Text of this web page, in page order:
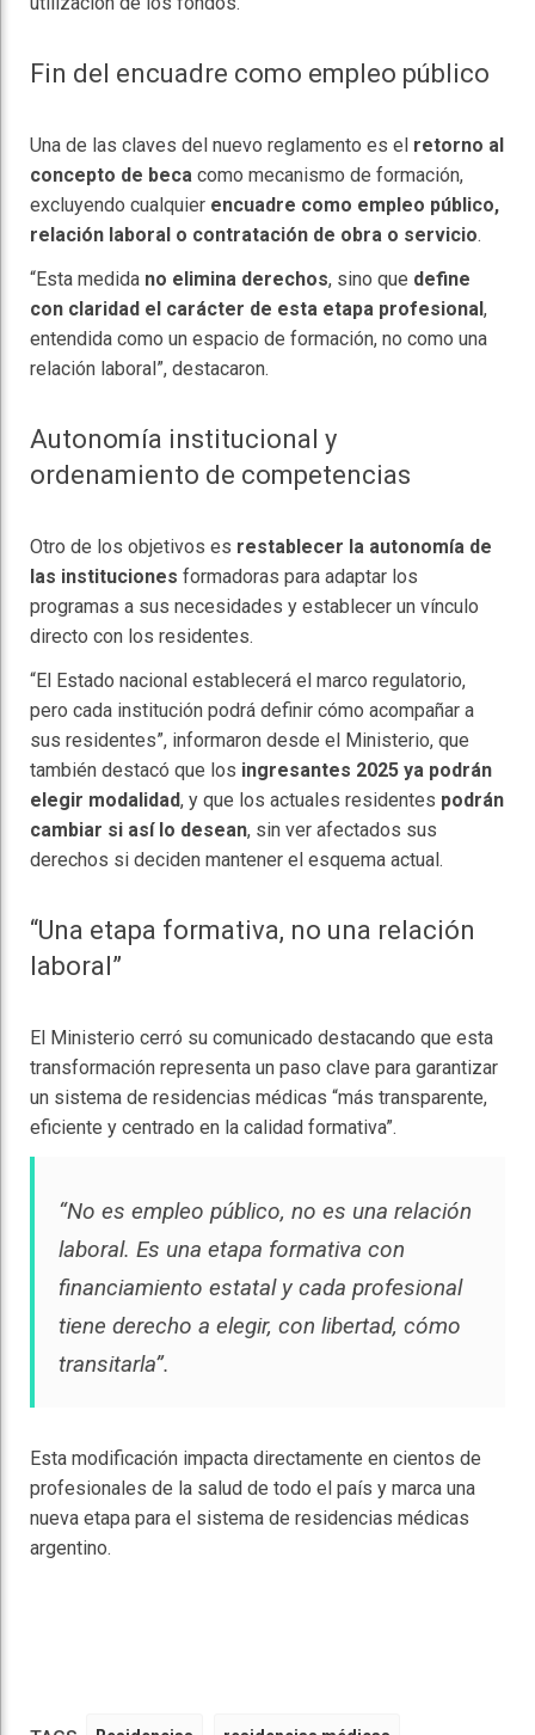
Fin del encuadre como empleo público
Una de las claves del nuevo reglamento es el retorno al
concepto de beca como mecanismo de formación,
excluyendo cualquier encuadre como empleo público,
relación laboral o contratación de obra o servicio.
“Esta medida no elimina derechos, sino que define
con claridad el carácter de esta etapa profesional,
entendida como un espacio de formación, no como una
relación laboral”, destacaron.
Autonomía institucional y
ordenamiento de competencias
Otro de los objetivos es restablecer la autonomía de
las instituciones formadoras para adaptar los
programas a sus necesidades y establecer un vínculo
directo con los residentes.
“El Estado nacional establecerá el marco regulatorio,
pero cada institución podrá definir cómo acompañar a
sus residentes”, informaron desde el Ministerio, que
también destacó que los ingresantes 2025 ya podrán
elegir modalidad, y que los actuales residentes podrán
cambiar si así lo desean, sin ver afectados sus
derechos si deciden mantener el esquema actual.
“Una etapa formativa, no una relación
laboral”
El Ministerio cerró su comunicado destacando que esta
transformación representa un paso clave para garantizar
un sistema de residencias médicas “más transparente,
eficiente y centrado en la calidad formativa”.
“No es empleo público, no es una relación
laboral. Es una etapa formativa con
financiamiento estatal y cada profesional
tiene derecho a elegir, con libertad, cómo
transitarla”.
Esta modificación impacta directamente en cientos de
profesionales de la salud de todo el país y marca una
nueva etapa para el sistema de residencias médicas
argentino.